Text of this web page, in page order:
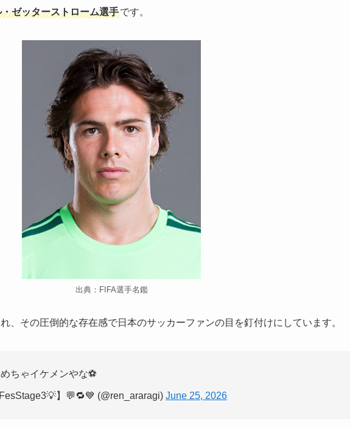
ゼッターストローム選手です。
出典：FIFA選手名鑑
、その圧倒的な存在感で日本のサッカーファンの目を釘付けにしています。
ちゃイケメンやな⚽️
】💬🔁💙 (@ren_araragi) June 25, 2026